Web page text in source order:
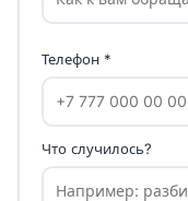
Телефон *
Что случилось?